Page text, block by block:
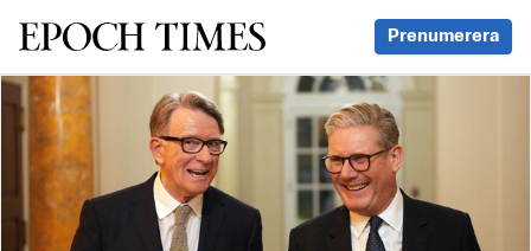
Svenska Epoch Times Prenumerera